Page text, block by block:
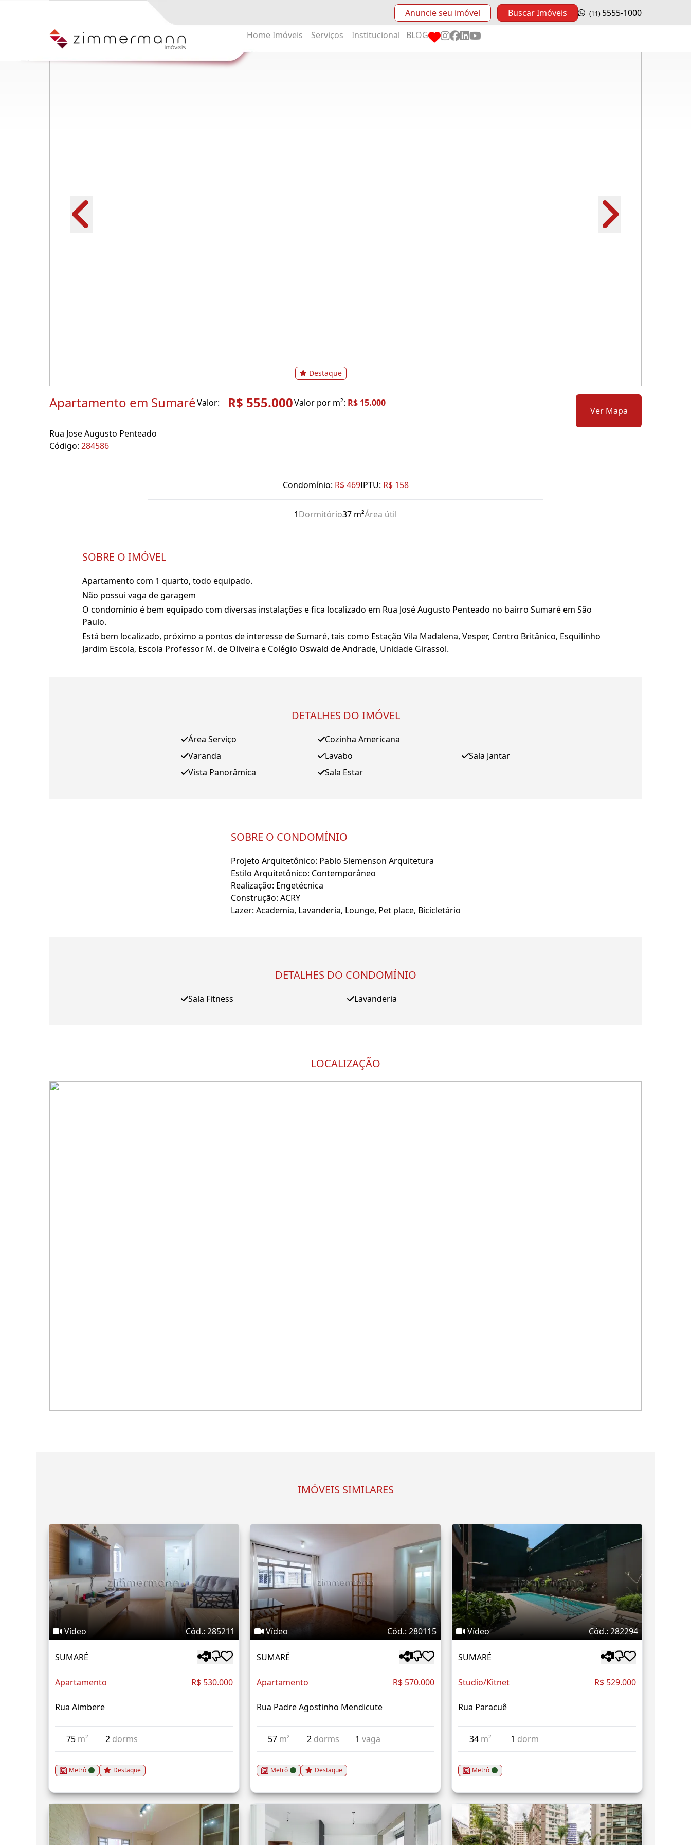
Anuncie seu imóvel Buscar Imóveis (11) 5555-1000
Home Imóveis Serviços Institucional BLOG
Destaque
Apartamento em SumaréValor: R$ 555.000Valor por m²: R$ 15.000
Rua Jose Augusto Penteado
Código: 284586
Ver Mapa
Condomínio: R$ 469IPTU: R$ 158
1Dormitório37 m²Área útil
SOBRE O IMÓVEL
Apartamento com 1 quarto, todo equipado.
Não possui vaga de garagem
O condomínio é bem equipado com diversas instalações e fica localizado em Rua José Augusto Penteado no bairro Sumaré em São
Paulo.
Está bem localizado, próximo a pontos de interesse de Sumaré, tais como Estação Vila Madalena, Vesper, Centro Britânico, Esquilinho
Jardim Escola, Escola Professor M. de Oliveira e Colégio Oswald de Andrade, Unidade Girassol.
DETALHES DO IMÓVEL
Área Serviço
Varanda
Vista Panorâmica
Cozinha Americana
Lavabo
Sala Estar
Sala Jantar
SOBRE O CONDOMÍNIO
Projeto Arquitetônico: Pablo Slemenson Arquitetura
Estilo Arquitetônico: Contemporâneo
Realização: Engetécnica
Construção: ACRY
Lazer: Academia, Lavanderia, Lounge, Pet place, Bicicletário
DETALHES DO CONDOMÍNIO
Sala Fitness Lavanderia
LOCALIZAÇÃO
IMÓVEIS SIMILARES
Vídeo Cód.: 285211
SUMARÉ
Apartamento R$ 530.000
Rua Aimbere
75 m² 2 dorms
Metrô Destaque
Vídeo Cód.: 280115
SUMARÉ
Apartamento R$ 570.000
Rua Padre Agostinho Mendicute
57 m² 2 dorms 1 vaga
Metrô Destaque
Vídeo Cód.: 282294
SUMARÉ
Studio/Kitnet R$ 529.000
Rua Paracuê
34 m² 1 dorm
Metrô